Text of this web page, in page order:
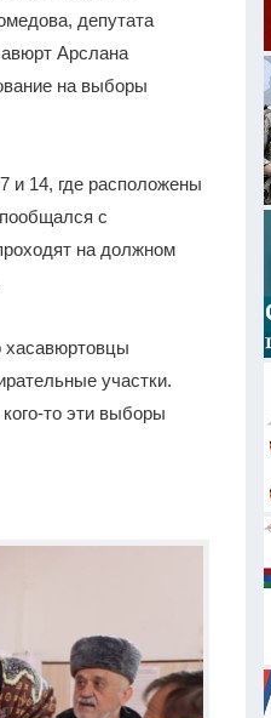
депутата
Арслана
на выборы
14, где расположены
с
на должном
хасавюртовцы
участки.
то эти выборы